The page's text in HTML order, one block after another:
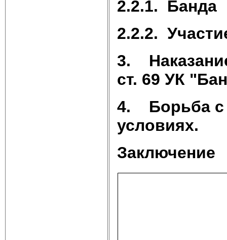
2.2.1. Банда
2.2.2.
3.
ст. 69 УК
4. Борьба
условиях.
Заключение